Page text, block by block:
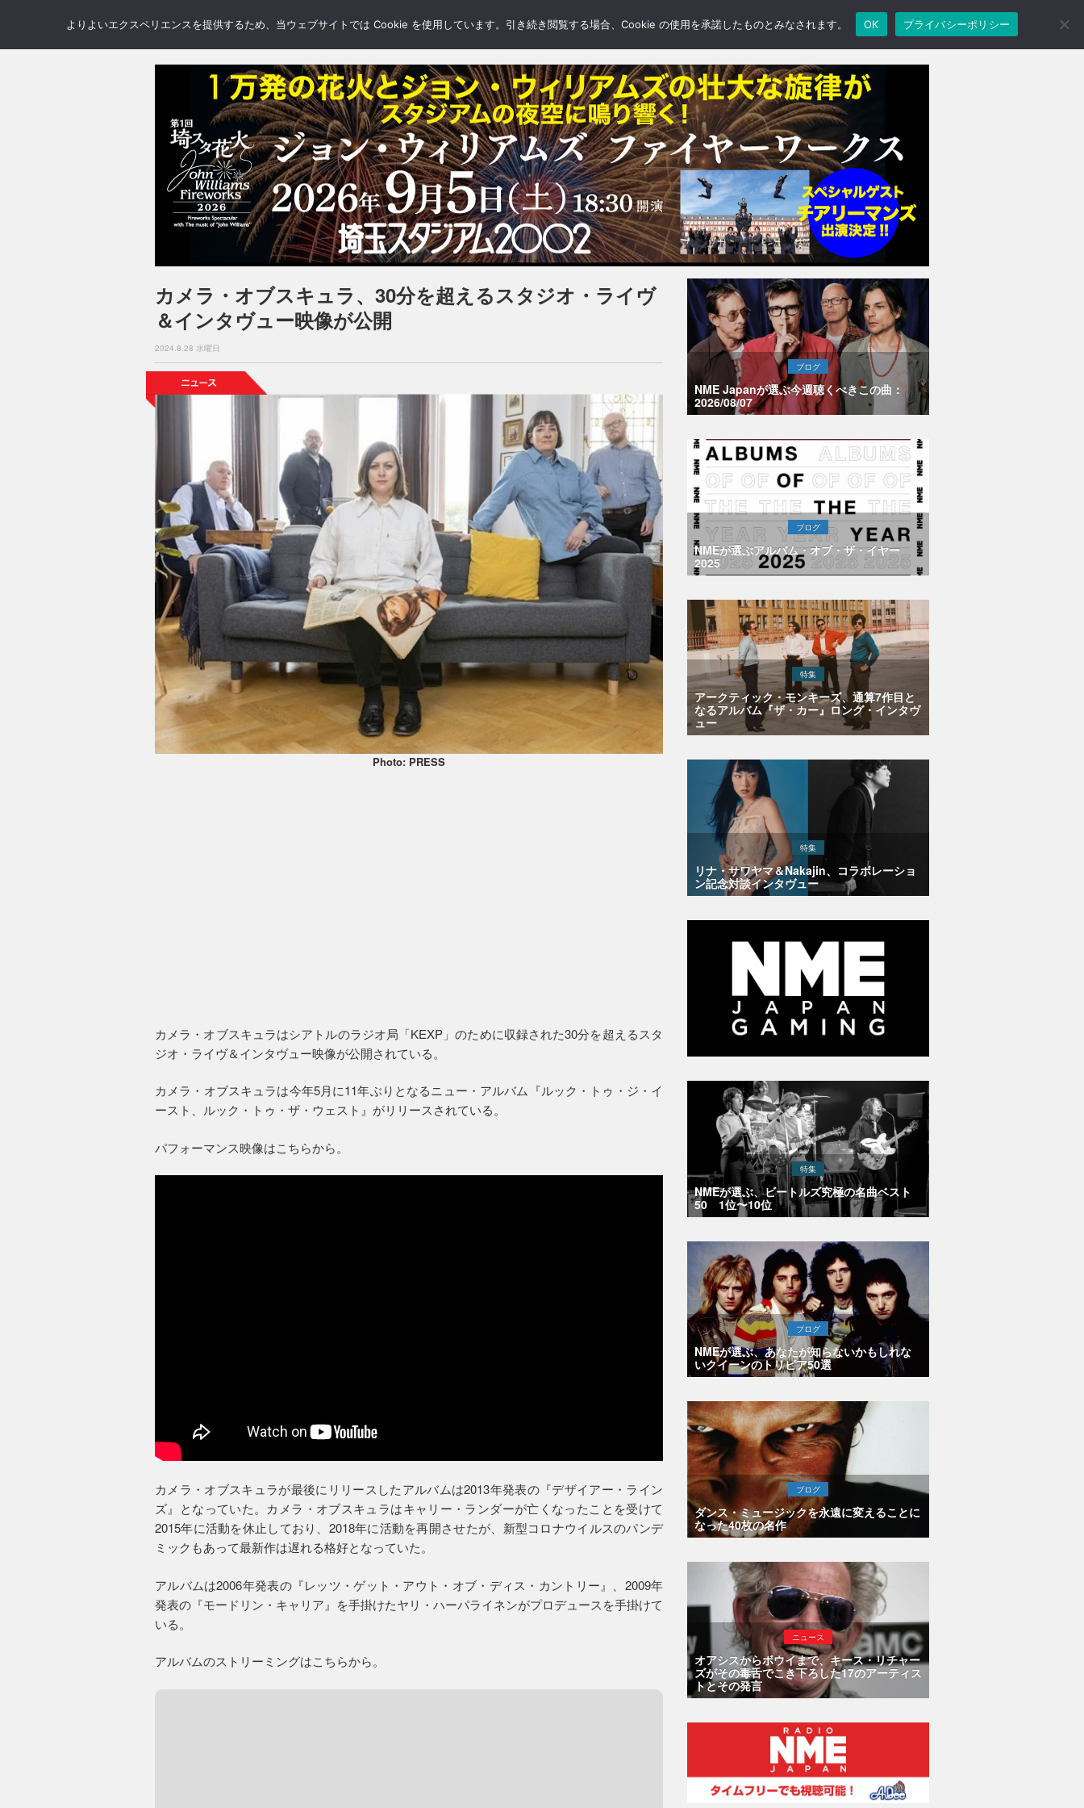
NEWS REVIEWS GALLERY BLOGS FEATURE
カメラ・オブスキュラ、30分を超えるスタジオ・ライヴ
＆インタヴュー映像が公開
2024.8.28 水曜日
Photo: PRESS
カメラ・オブスキュラはシアトルのラジオ局「KEXP」のために収録された30分を超えるスタ
ジオ・ライヴ＆インタヴュー映像が公開されている。
カメラ・オブスキュラは今年5月に11年ぶりとなるニュー・アルバム『ルック・トゥ・ジ・イ
ースト、ルック・トゥ・ザ・ウェスト』がリリースされている。
パフォーマンス映像はこちらから。
カメラ・オブスキュラが最後にリリースしたアルバムは2013年発表の『デザイアー・ライン
ズ』となっていた。カメラ・オブスキュラはキャリー・ランダーが亡くなったことを受けて
2015年に活動を休止しており、2018年に活動を再開させたが、新型コロナウイルスのパンデ
ミックもあって最新作は遅れる格好となっていた。
アルバムは2006年発表の『レッツ・ゲット・アウト・オブ・ディス・カントリー』、2009年
発表の『モードリン・キャリア』を手掛けたヤリ・ハーパライネンがプロデュースを手掛けて
いる。
アルバムのストリーミングはこちらから。
ブログ
NME Japanが選ぶ今週聴くべきこの曲：
2026/08/07
ブログ
NMEが選ぶアルバム・オブ・ザ・イヤー
2025
特集
アークティック・モンキーズ、通算7作目と
なるアルバム『ザ・カー』ロング・インタヴ
ュー
特集
リナ・サワヤマ＆Nakajin、コラボレーショ
ン記念対談インタヴュー
特集
NMEが選ぶ、ビートルズ究極の名曲ベスト
50 1位〜10位
ブログ
NMEが選ぶ、あなたが知らないかもしれな
いクイーンのトリビア50選
ブログ
ダンス・ミュージックを永遠に変えることに
なった40枚の名作
ニュース
オアシスからボウイまで、キース・リチャー
ズがその毒舌でこき下ろした17のアーティス
トとその発言
よりよいエクスペリエンスを提供するため、当ウェブサイトでは Cookie を使用しています。引き続き閲覧する場合、Cookie の使用を承諾したものとみなされます。 OK プライバシーポリシー